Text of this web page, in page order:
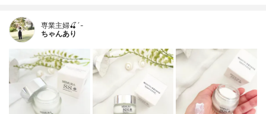
専業主婦🍒´-
ちゃんあり